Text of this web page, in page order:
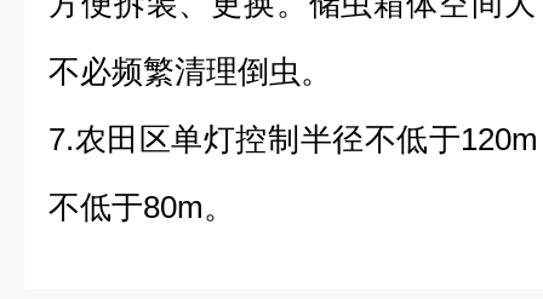
不必频繁清理倒虫。
7.农田区单灯控制半径不低于
不低于80m。